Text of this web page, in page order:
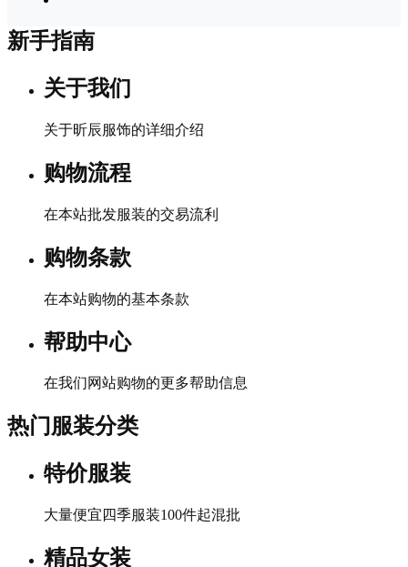
新手指南
关于我们
关于昕辰服饰的详细介绍
购物流程
在本站批发服装的交易流利
购物条款
在本站购物的基本条款
帮助中心
在我们网站购物的更多帮助信息
热门服装分类
特价服装
大量便宜四季服装100件起混批
精品女装